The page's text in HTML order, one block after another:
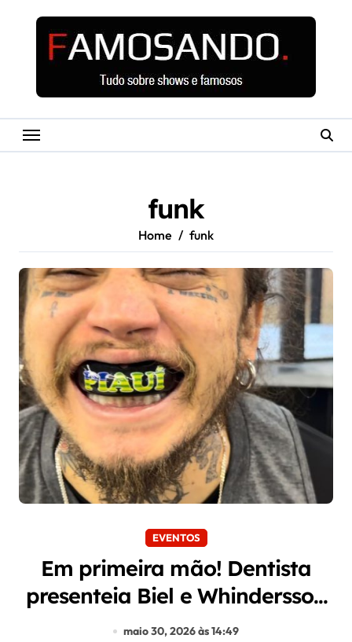
funk
Home funk
EVENTOS
Em primeira mão! Dentista
presenteia Biel e Whindersson
Nunes para luta
maio 30, 2026 às 14:49